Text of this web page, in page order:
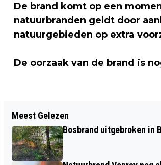
De brand komt op een
natuurbranden geldt door
natuurgebieden op extra
De oorzaak van de brand is
GROTE BRAND IN
AAN MAASBREESEWEG IN
Meest Gelezen
Bosbrand uitgebroken in